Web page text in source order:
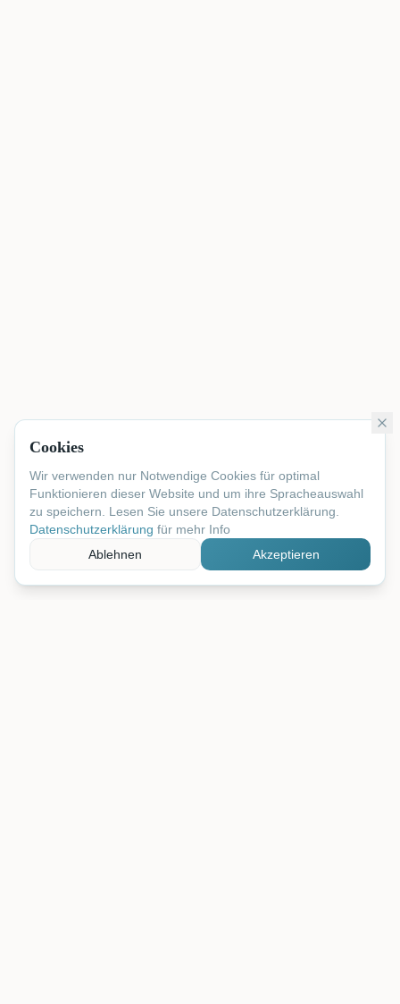
Cookies
Wir verwenden nur Notwendige Cookies für optimal
Funktionieren dieser Website und um ihre Spracheauswahl
zu speichern. Lesen Sie unsere Datenschutzerklärung.
Datenschutzerklärung für mehr Info
Ablehnen
Akzeptieren